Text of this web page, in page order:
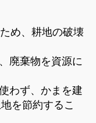
め、耕地の破壊
廃棄物を資源に
わず、かまを建
を節約するこ